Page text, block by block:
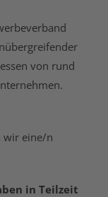
von rund
wir eine/n
in Teilzeit